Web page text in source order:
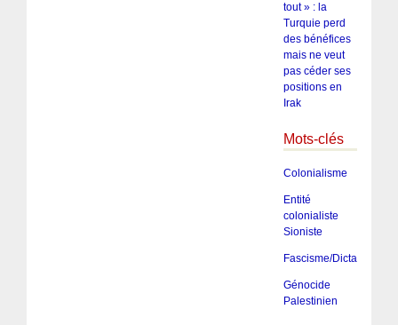
tout » : la
Turquie perd
des bénéfices
mais ne veut
pas céder ses
positions en
Irak
Mots-clés
Colonialisme
Entité
colonialiste
Sioniste
Fascisme/Dictature/
Génocide
Palestinien